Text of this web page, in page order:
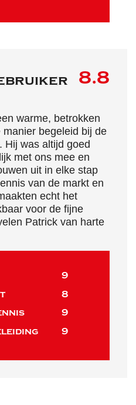
8.8
warme, betrokken
begeleid bij de
Hij was altijd goed
met ons mee en
uit in elke stap
van de markt en
echt het
voor de fijne
Patrick van harte
9
8
9
9